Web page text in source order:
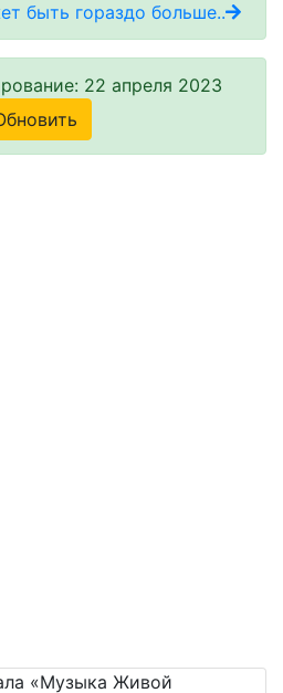
быть гораздо больше..
22 апреля 2023